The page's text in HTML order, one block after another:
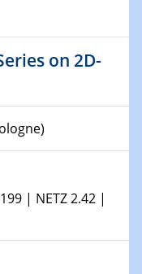
W3-Professur
on 2D-
| NETZ 2.42 |